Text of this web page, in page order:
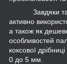
Завдяки
активно
а також як
особливостей
коксової
0 до 5 мм.